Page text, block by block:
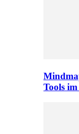
Tools